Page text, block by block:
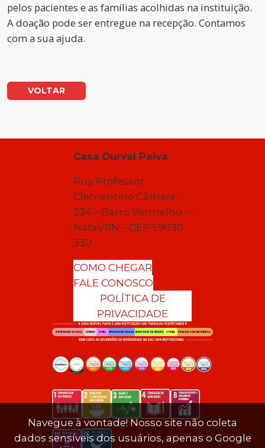
pelos pacientes e as famílias acolhidas na instituição.
A doação pode ser entregue na recepção. Contamos
com a sua ajuda.
VOLTAR
Casa Durval Paiva
Rua Professor
Clementino Câmara,
234 – Barro Vermelho –
Natal/RN – CEP 59030-
330
COMO CHEGAR
FALE CONOSCO
POLÍTICA DE
PRIVACIDADE
Navegue à vontade! Nosso site não coleta
dados sensíveis dos usuários, apenas o Google